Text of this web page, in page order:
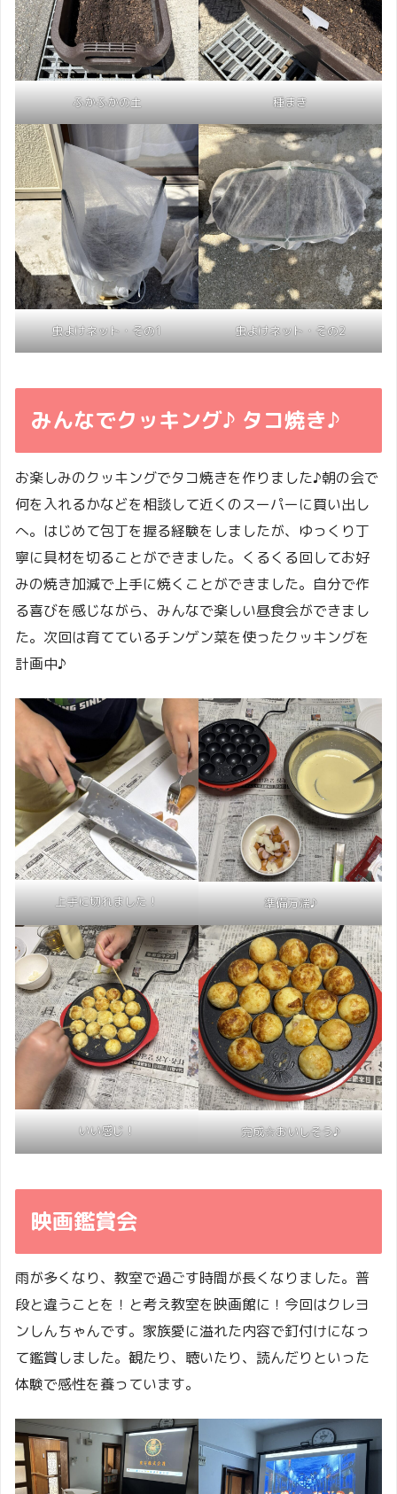
ふかふかの土 種まき
虫よけネット・その1 虫よけネット・その2
みんなでクッキング♪ タコ焼き♪
お楽しみのクッキングでタコ焼きを作りました♪朝の会で
何を入れるかなどを相談して近くのスーパーに買い出し
へ。はじめて包丁を握る経験をしましたが、ゆっくり丁
寧に具材を切ることができました。くるくる回してお好
みの焼き加減で上手に焼くことができました。自分で作
る喜びを感じながら、みんなで楽しい昼食会ができまし
た。次回は育てているチンゲン菜を使ったクッキングを
計画中♪
上手に切れました！ 準備万端♪
いい感じ！ 完成☆おいしそう♪
映画鑑賞会
雨が多くなり、教室で過ごす時間が長くなりました。普
段と違うことを！と考え教室を映画館に！今回はクレヨ
ンしんちゃんです。家族愛に溢れた内容で釘付けになっ
て鑑賞しました。観たり、聴いたり、読んだりといった
体験で感性を養っています。